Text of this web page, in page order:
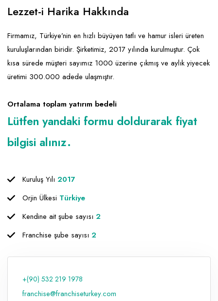
Sağlık Güzellik
Turizm - Eğlence
Mobilya ve Ev Tekstili
Oyuncak ve Hediyelik
Takı
Yapı Malzemesi - Hırdavat
Gıda ve Sarf Malzemeleri
Güvenlik - Temizlik
Giyim - Aksesuar
Hukuk - Marka - Patent ve Tercüme
Isıtma - Soğutma ve Havalandırma
Lojistik - Kargo ve Kurye
Matbaa - Fotoğraf
Mobilya Dekorasyon
Proje - İnşaat ve Tesisat
Raf ve Depo Sistemleri
Reklam - Tanıtım - PR ve İnternet
Seyahat - Rent A Car
Tabela - Dijital Baskı
Lezzet-i Harika Hakkında
Firmamız, Türkiye’nin en hızlı büyüyen tatlı ve hamur isleri üreten
kuruluşlarından biridir. Şirketimiz, 2017 yılında kurulmuştur. Çok
kısa sürede müşteri sayımız 1000 üzerine çıkmış ve aylık yiyecek
üretimi 300.000 adede ulaşmıştır.
Ortalama toplam yatırım bedeli
Lütfen yandaki formu doldurarak fiyat
bilgisi alınız.
Kuruluş Yılı 2017
Orjin Ülkesi Türkiye
Kendine ait şube sayısı 2
Franchise şube sayısı 2
+(90) 532 219 1978
franchise@franchiseturkey.com